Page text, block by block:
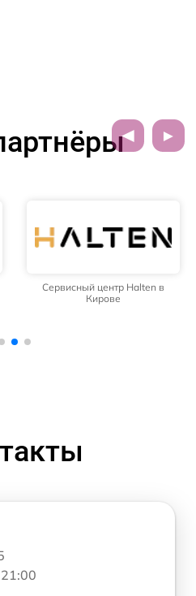
Сервисный центр Halten в
Кирове